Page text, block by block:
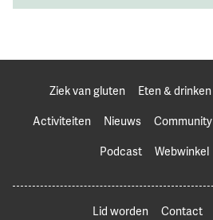
Ziek van gluten Eten & drinken
Activiteiten
Nieuws Community
Podcast
Webwinkel
Lid worden Contact